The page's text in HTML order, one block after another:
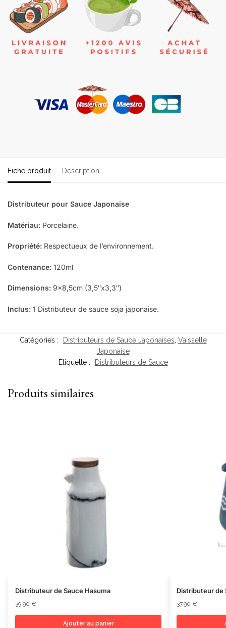
Fiche produit Description
Distributeur pour Sauce Japonaise
Matériau: Porcelaine.
Propriété: Respectueux de l’environnement.
Contenance: 120ml
Dimensions: 9×8,5cm (3,5″x3,3″)
Inclus: 1 Distributeur de sauce soja japonaise.
Catégories : Distributeurs de Sauce Japonaises Vaisselle
Japonaise
Étiquette :
Distributeurs de Sauce
Produits similaires
Distributeur de Sauce Hasuma
39,90 €
Ajouter au panier
Distributeur de
37,90 €